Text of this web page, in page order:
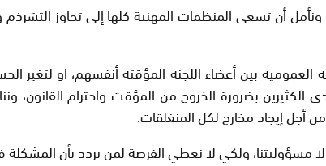
ونأمل أن تسعى المنظمات المهنية كلها إلى تجاوز
بين أعضاء اللجنة المؤقتة أنفسهم، او لتغير
بضرورة الخروج من المؤقت واحترام القانون،
أجل إيجاد مخارج لكل المنغلقات.
مسؤوليتنا، ولكي لا نعطي الفرصة لمن يردد بأن المشكلة